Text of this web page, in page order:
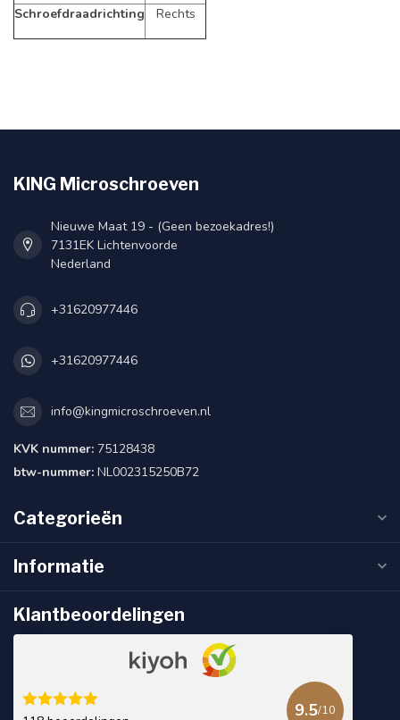
Schroefdraadrichting Rechts
KING Microschroeven
Nieuwe Maat 19 - (Geen bezoekadres!)
7131EK Lichtenvoorde
Nederland
+31620977446
+31620977446
info@kingmicroschroeven.nl
KVK nummer: 75128438
btw-nummer: NL002315250B72
Categorieën
Informatie
Klantbeoordelingen
9.5/10